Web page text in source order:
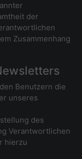
der
Zusammenhang
Benutzern die
unseres
des
Verantwortlichen
hierzu